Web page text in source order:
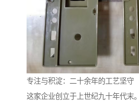
专注与积淀：二十余年的工艺坚守
这家企业创立于上世纪九十年代末。